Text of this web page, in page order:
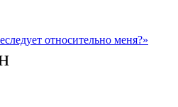
относительно меня?»